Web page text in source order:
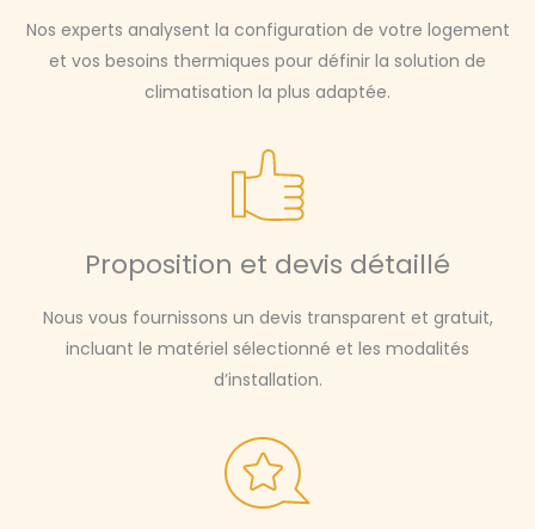
Nos experts analysent la configuration de votre logement
et vos besoins thermiques pour définir la solution de
climatisation la plus adaptée.
Proposition et devis détaillé
Nous vous fournissons un devis transparent et gratuit,
incluant le matériel sélectionné et les modalités
d’installation.